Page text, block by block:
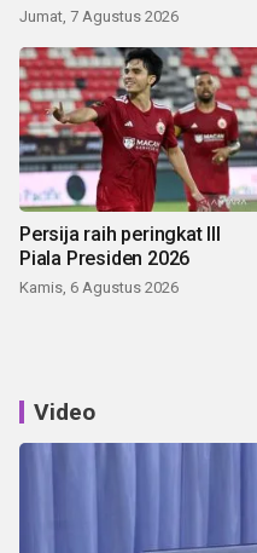
Jumat, 7 Agustus 2026
Persija raih peringkat III
Piala Presiden 2026
Kamis, 6 Agustus 2026
Video